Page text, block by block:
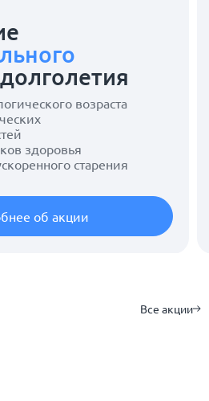
возраста
здоровья
старения
об акции
Все акции